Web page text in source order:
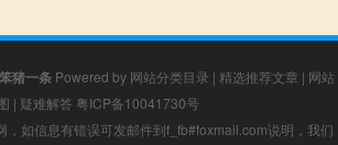
笨猪一条 Powered by 网站分类目录 | 精选推荐文章 | 网站
| 疑难解答 粤ICP备10041730号
，如信息有错误可发邮件到f_fb#foxmail.com说明，我们